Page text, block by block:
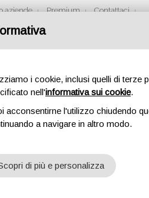
aziende Premium Contattaci
i cookie, inclusi quelli di terze
nell'informativa sui cookie.
acconsentirne l'utilizzo chiudendo
a navigare in altro modo.
di più e personalizza